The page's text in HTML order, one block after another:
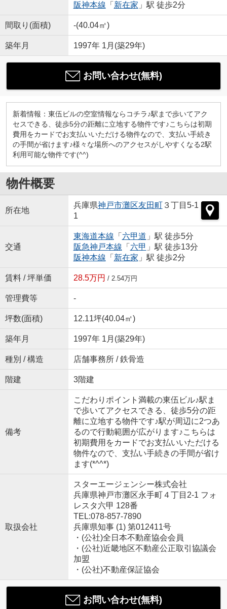
阪神本線 「 新在家 」駅 徒歩2分
間取り(面積) -(40.04㎡)
築年月 1997年 1月(築29年)
お問い合わせ(無料)
新着情報：東伍ビルの空室情報ならコチラ♪駅まで歩いてアク
セスできる、徒歩5分の距離に立地する物件です♪こちらは初期
費用をカードでお支払いいただける物件なので、支払い手続き
の手間が省けます♪様々な場所へのアクセスがしやすくなる2駅
利用可能な物件です(^^)
物件概要
所在地
兵庫県神戸市灘区友田町３丁目5-1
1
交通
東海道本線 「 六甲道 」駅 徒歩5分
阪急神戸本線 「 六甲 」駅 徒歩13分
阪神本線 「 新在家 」駅 徒歩2分
賃料 / 坪単価 28.5万円 / 2.54万円
管理費等 -
坪数(面積) 12.11坪(40.04㎡)
築年月 1997年 1月(築29年)
種別 / 構造 店舗事務所 / 鉄骨造
階建 3階建
備考
こだわりポイント満載の東伍ビル♪駅ま
で歩いてアクセスできる、徒歩5分の距
離に立地する物件です♪駅が周辺に2つあ
るので行動範囲が広がります♪こちらは
初期費用をカードでお支払いいただける
物件なので、支払い手続きの手間が省け
ます(*^^*)
取扱会社
スターエージェンシー株式会社
兵庫県神戸市灘区永手町４丁目2-1 フォ
レスタ六甲 128番
TEL:078-857-7890
兵庫県知事 (1) 第012411号
・(公社)全日本不動産協会会員
・(公社)近畿地区不動産公正取引協議会
加盟
・(公社)不動産保証協会
お問い合わせ(無料)